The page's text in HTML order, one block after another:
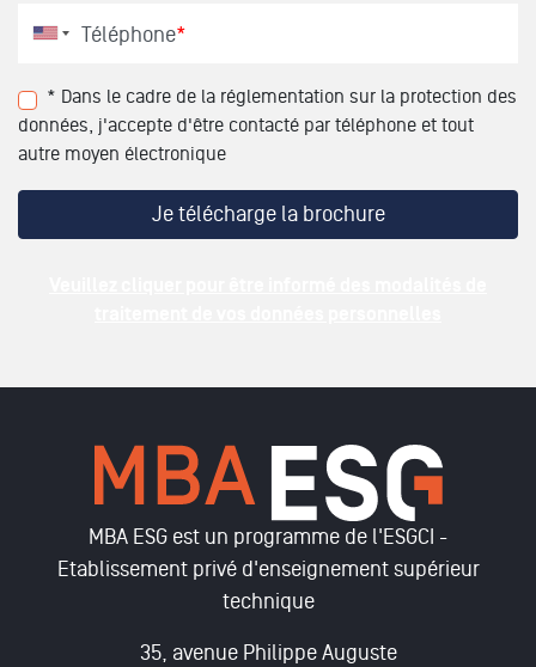
Téléphone*
* Dans le cadre de la réglementation sur la protection des
données, j'accepte d'être contacté par téléphone et tout
autre moyen électronique
MBA ESG est un programme de l'ESGCI -
Etablissement privé d'enseignement supérieur
technique
35, avenue Philippe Auguste